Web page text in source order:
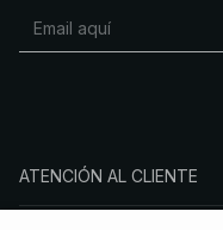
ATENCIÓN AL CLIENTE